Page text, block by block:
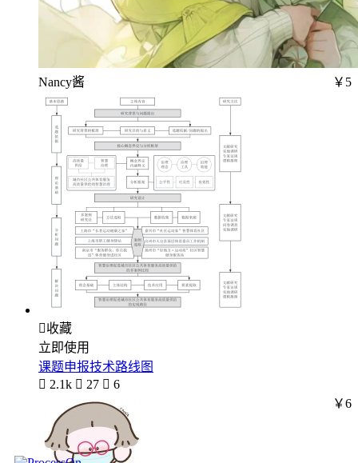
Nancy酱 ￥5
收藏
立即使用
课题申报技术路线图
 2.1k  27  6
￥6